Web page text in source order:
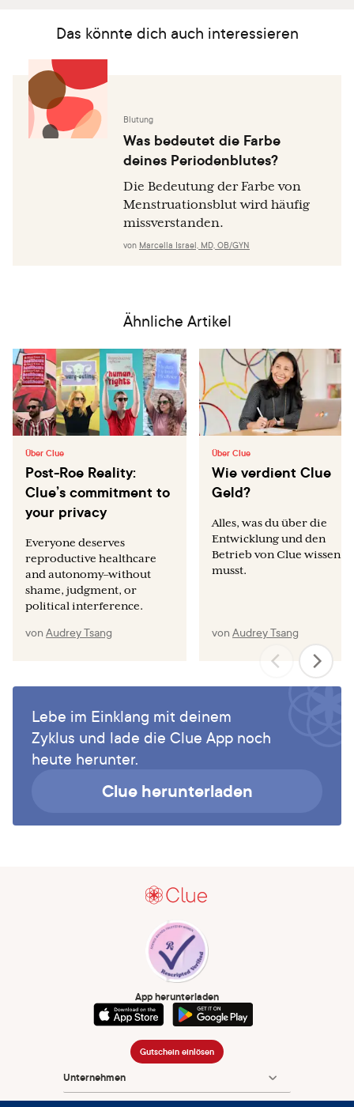
Das könnte dich auch interessieren
Blutung
Was bedeutet die Farbe
deines Periodenblutes?
Die Bedeutung der Farbe von
Menstruationsblut wird häufig
missverstanden.
von Marcella Israel, MD, OB/GYN
Ähnliche Artikel
Über Clue
Post-Roe Reality:
Clue’s commitment to
your privacy
Everyone deserves
reproductive healthcare
and autonomy–without
shame, judgment, or
political interference.
von Audrey Tsang
Über Clue
Wie verdient Clue
Geld?
Alles, was du über die
Entwicklung und den
Betrieb von Clue wissen
musst.
von Audrey Tsang
Lebe im Einklang mit deinem
Zyklus und lade die Clue App noch
heute herunter.
Clue herunterladen
App herunterladen
Gutschein einlösen
Unternehmen